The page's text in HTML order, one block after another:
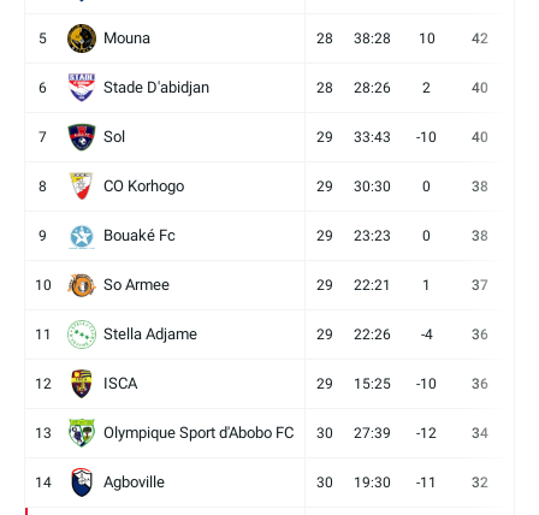
5 Mouna 28 38:28 10 42
6 Stade D'abidjan 28 28:26 2 40
7 Sol 29 33:43 -10 40
8 CO Korhogo 29 30:30 0 38
9 Bouaké Fc 29 23:23 0 38
10 So Armee 29 22:21 1 37
11 Stella Adjame 29 22:26 -4 36
12 ISCA 29 15:25 -10 36
13 Olympique Sport d'Abobo FC 30 27:39 -12 34
14 Agboville 30 19:30 -11 32